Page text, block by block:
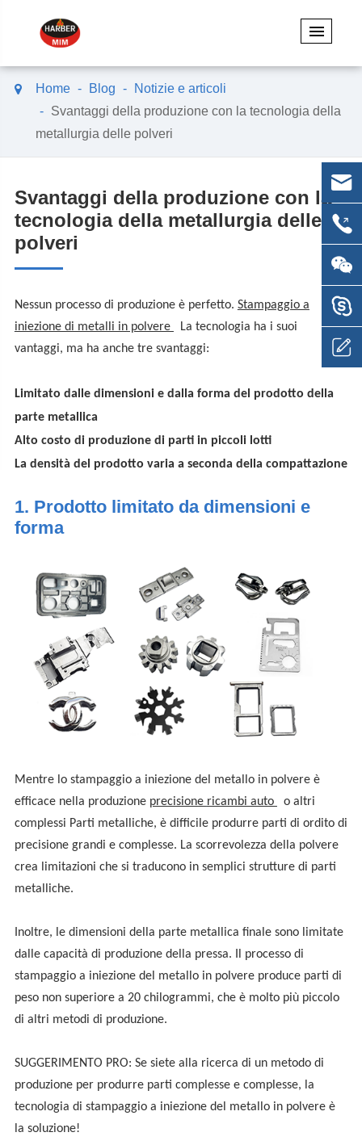
Home Blog
Notizie e articoli
Svantaggi della produzione con la tecnologia della
metallurgia delle polveri
Svantaggi della produzione con la
tecnologia della metallurgia delle
polveri
Nessun processo di produzione è perfetto. Stampaggio a
iniezione di metalli in polvere
La tecnologia ha i suoi
vantaggi, ma ha anche tre svantaggi:
Limitato dalle dimensioni e dalla forma del prodotto della
parte metallica
Alto costo di produzione di parti in piccoli lotti
La densità del prodotto varia a seconda della compattazione
1. Prodotto limitato da dimensioni e
forma
Mentre lo stampaggio a iniezione del metallo in polvere è
efficace nella produzione precisione ricambi auto
o altri
complessi Parti metalliche, è difficile produrre parti di ordito di
precisione grandi e complesse. La scorrevolezza della polvere
crea limitazioni che si traducono in semplici strutture di parti
metalliche.
Inoltre, le dimensioni della parte metallica finale sono limitate
dalle capacità di produzione della pressa. Il processo di
stampaggio a iniezione del metallo in polvere produce parti di
peso non superiore a 20 chilogrammi, che è molto più piccolo
di altri metodi di produzione.
SUGGERIMENTO PRO: Se siete alla ricerca di un metodo di
produzione per produrre parti complesse e complesse, la
tecnologia di stampaggio a iniezione del metallo in polvere è
la soluzione!